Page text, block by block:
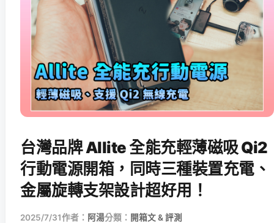
台灣品牌 Allite 全能充輕薄磁吸 Qi2
行動電源開箱，同時三種裝置充電、
金屬旋轉支架設計超好用！
2025/7/31作者： 阿湯分類： 開箱文 & 評測